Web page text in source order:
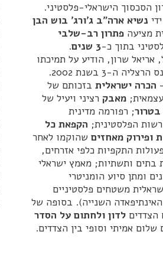
הסכסוך הישראלי-פלסטיני.
נשיא ארה"ב ג'ורג' בוש הבן
מציעה פתרון רב-שלבי
בתוך כ-3 שנים
.
שרון, הודיע על תמיכתו
בתוכנית בנאומו בכנס הרצליה ה-3 בשנת 2002.
הכרה ישראלית בזכותם של
מאבק רציני ויעיל של
; רפורמה מדינית
הפלסטינית; הקפאת כל
ופירוק מאחזים שהוקמו לאחר
פעולות התקפיות כלפי אזרחים,
בתים ותשתיות; מאמץ ישראלי
ומתן סיוע הומניטרי
משטחים פלסטיניים
השנייה). בסופה של
הצדדים לדון ולחתום על הסדר
אמיתי וסופי בין הצדדים.